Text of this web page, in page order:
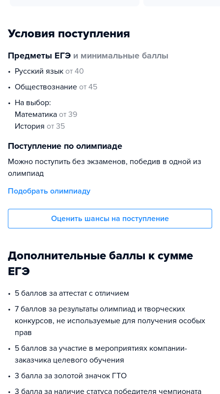
Условия поступления
Предметы ЕГЭ и минимальные баллы
русский язык от 40
обществознание от 45
На выбор:
математика от 39
история от 35
Поступление по олимпиаде
Можно поступить без экзаменов, победив в одной из
олимпиад
Подобрать олимпиаду
Оценить шансы на поступление
Дополнительные баллы к сумме
ЕГЭ
5 баллов за аттестат с отличием
7 баллов за результаты олимпиад и творческих
конкурсов, не используемые для получения особых
прав
5 баллов за участие в мероприятиях компании-
заказчика целевого обучения
3 балла за золотой значок ГТО
3 балла за наличие статуса победителя чемпионата